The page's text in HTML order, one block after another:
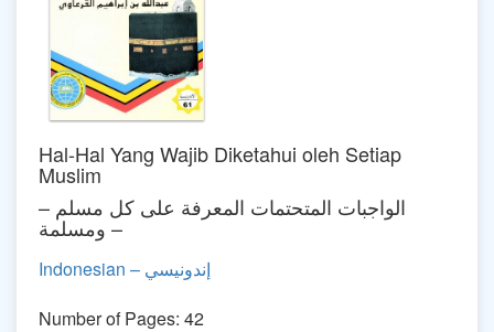
Hal-Hal Yang Wajib Diketahui oleh Setiap
Muslim
– الواجبات المتحتمات المعرفة على كل مسلم
ومسلمة –
Indonesian – إندونيسي
Number of Pages: 42